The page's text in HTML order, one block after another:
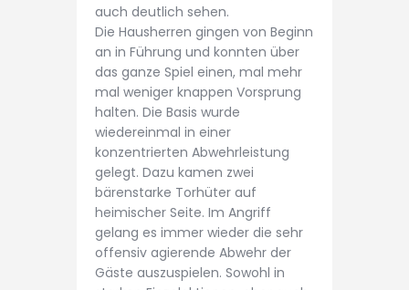
auch deutlich sehen.
Die Hausherren gingen von Beginn
an in Führung und konnten über
das ganze Spiel einen, mal mehr
mal weniger knappen Vorsprung
halten. Die Basis wurde
wiedereinmal in einer
konzentrierten Abwehrleistung
gelegt. Dazu kamen zwei
bärenstarke Torhüter auf
heimischer Seite. Im Angriff
gelang es immer wieder die sehr
offensiv agierende Abwehr der
Gäste auszuspielen. Sowohl in